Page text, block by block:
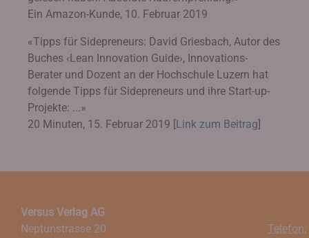
Ein Amazon-Kunde, 10. Februar 2019
«Tipps für Sidepreneurs: David Griesbach, Autor des
Buches ‹Lean Innovation Guide›, Innovations-
Berater und Dozent an der Hochschule Luzern hat
folgende Tipps für Sidepreneurs und ihre Start-up-
Projekte: ...»
20 Minuten, 15. Februar 2019 [Link zum Beitrag]
Versus Verlag AG
Neptunstrasse 20
Telefon: